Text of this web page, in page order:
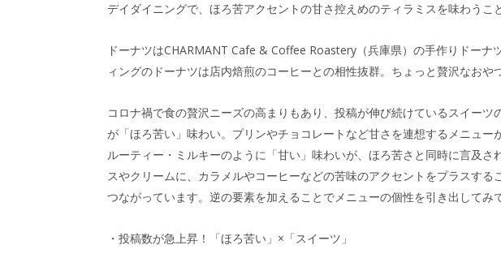
デイダイニングで、ほろ苦アクセントの甘さ控えめのティラミスを味わうこ
ドーナツはCHARMANT Cafe & Coffee Roastery（兵庫県）の手作りドーナ
ィングのドーナツは店内焙煎のコーヒーとの相性抜群。ちょっと贅沢なおや
コロナ禍で食の贅沢ニーズの高まりもあり、投稿が伸び続けているスイー
が「ほろ苦い」味わい。プリンやチョコレートなど甘さを連想するメニュー
ルーティー・ミルキーのように「甘い」味わいが、ほろ苦さと同時に言及さ
スやクリームに、カラメルやコーヒーなどの苦味のアクセントをプラスする
つながっています。逆の要素を加えることでメニューの個性を引き出してみ
・投稿数が急上昇！「ほろ苦い」×「スイーツ」